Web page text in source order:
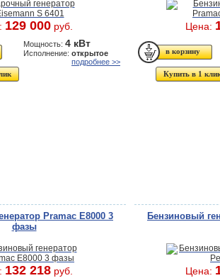
129 000 руб.
Мощность: 4 кВт
Исполнение: открытое
подробнее >>
Цена:
Купить в 1
Pramac E8000 3
фазы
132 218 руб.
Бензиновый
Цена: